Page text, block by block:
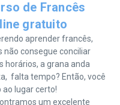
de Francês
gratuito
aprender francês,
não consegue conciliar
horários, a grana anda
falta tempo? Então, você
ao lugar certo!
um excelente